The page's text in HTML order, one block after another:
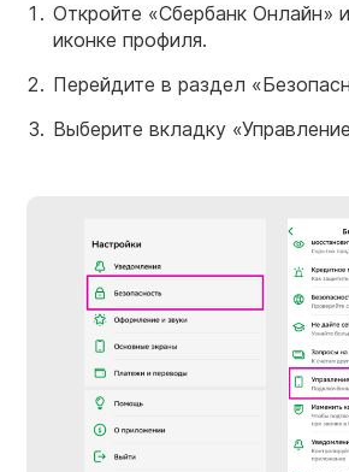
Откройте «Сбербанк Онлайн»
иконке профиля.
Перейдите в раздел
Выберите вкладку